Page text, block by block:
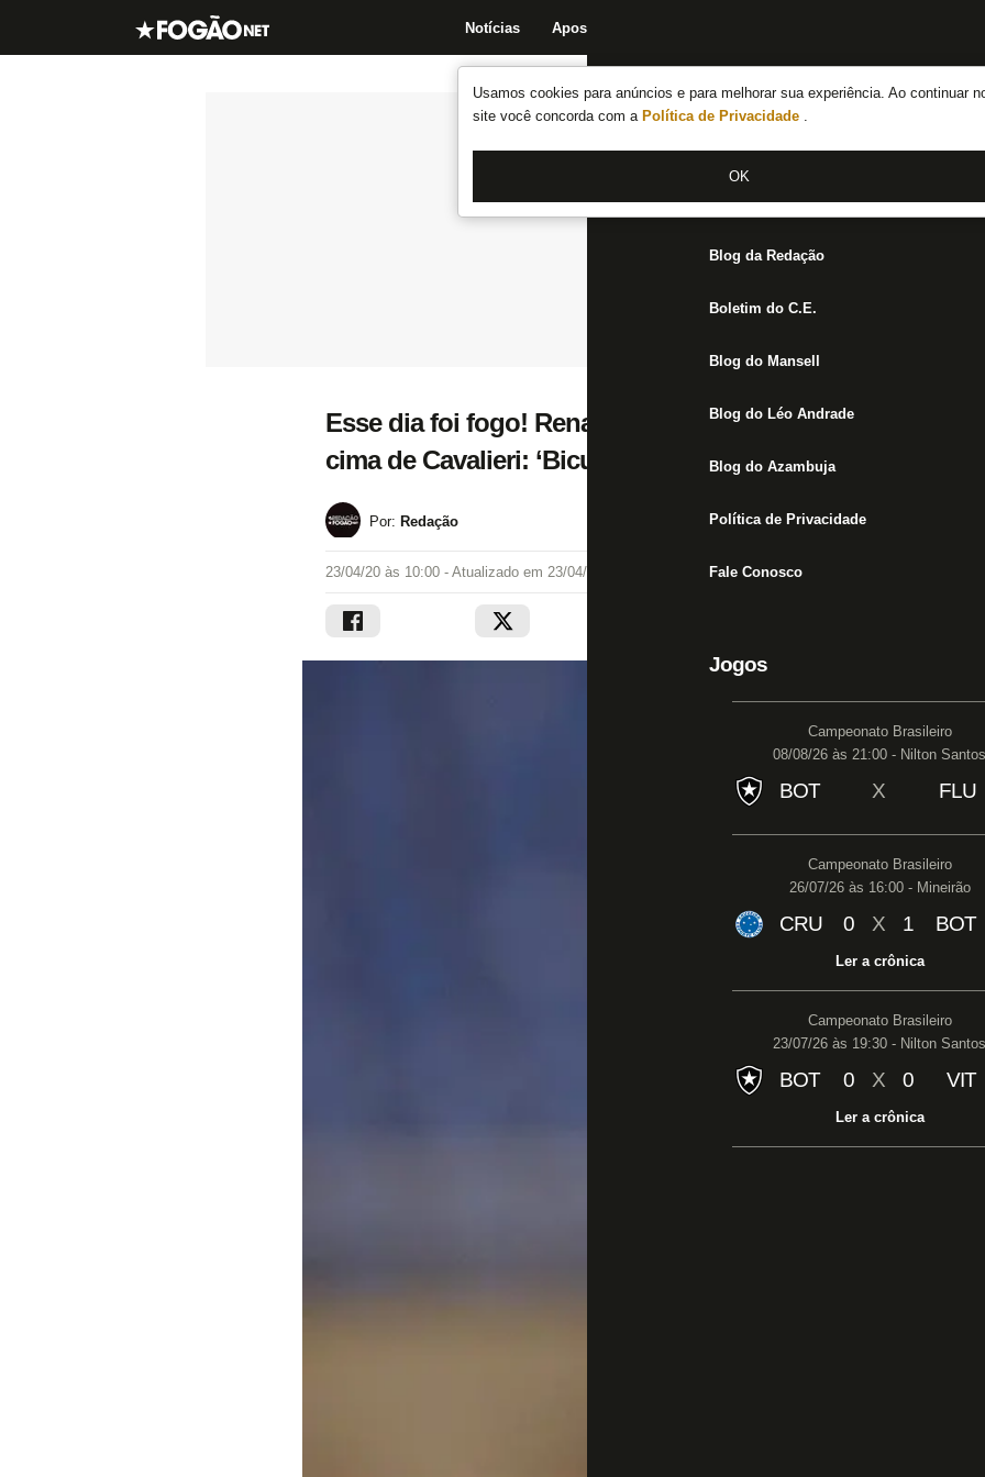
Usamos cookies para anúncios e para melhorar sua experiência. Ao continuar
site você concorda com a Política de Privacidade .
OK
Notícias Apostas
Notícias do Botafogo
Fórum
Jogos
Blog da Redação
Boletim do C.E.
Blog do Mansell
Blog do Léo Andrade
Blog do Azambuja
Política de Privacidade
Fale Conosco
Jogos
Campeonato Brasileiro
08/08/26 às 21:00 - Nilton Santos
BOT X FLU
Campeonato Brasileiro
26/07/26 às 16:00 - Mineirão
CRU 0 X 1 BOT
Ler a crônica
Campeonato Brasileiro
23/07/26 às 19:30 - Nilton Santos
BOT 0 X 0 VIT
Ler a crônica
Esse dia foi fogo! Renan relembra gol de pênalti pelo
cima de Cavalieri: ‘Bicuda para dentro’
Por: Redação
23/04/20 às 10:00 - Atualizado em 23/04/20 às 13:02